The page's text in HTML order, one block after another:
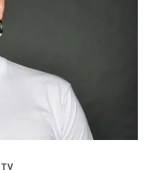
TV